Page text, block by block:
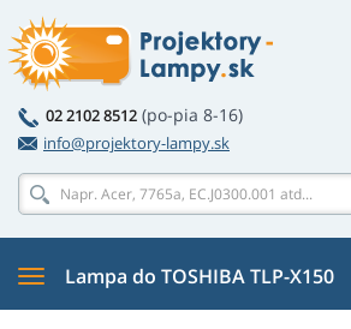
02 2102 8512 (po-pia 8-16)
info@projektory-lampy.sk
Lampa do TOSHIBA TLP-X150